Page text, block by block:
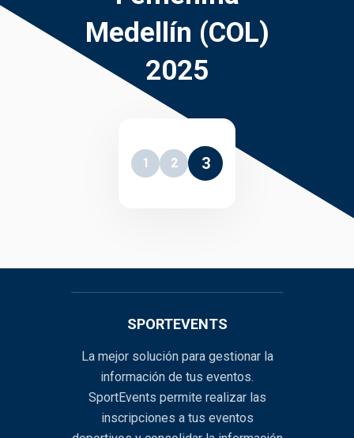
Medellín (COL)
2025
1 2 3
SPORTEVENTS
La mejor solución para gestionar la
información de tus eventos.
SportEvents permite realizar las
inscripciones a tus eventos